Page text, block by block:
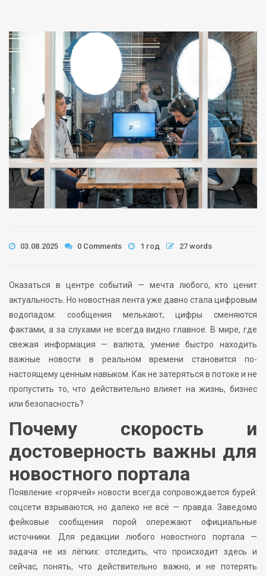
03.08.2025 0 Comments 1 год 27 words
Оказаться в центре событий — мечта любого, кто ценит
актуальность. Но новостная лента уже давно стала цифровым
водопадом: сообщения мелькают, цифры сменяются
фактами, а за слухами не всегда видно главное. В мире, где
свежая информация — валюта, умение быстро находить
важные новости в реальном времени становится по-
настоящему ценным навыком. Как не затеряться в потоке и не
пропустить то, что действительно влияет на жизнь, бизнес
или безопасность?
Почему скорость и
достоверность важны для
новостного портала
Появление «горячей» новости всегда сопровождается бурей:
соцсети взрываются, но далеко не всё — правда. Заведомо
фейковые сообщения порой опережают официальные
источники. Для редакции любого новостного портала —
задача не из лёгких: отследить, что происходит здесь и
сейчас, понять, что действительно важно, и не потерять